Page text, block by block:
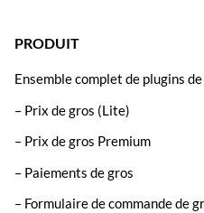
PRODUIT
Ensemble complet de plugins
– Prix de gros (Lite)
– Prix de gros Premium
– Paiements de gros
– Formulaire de commande de